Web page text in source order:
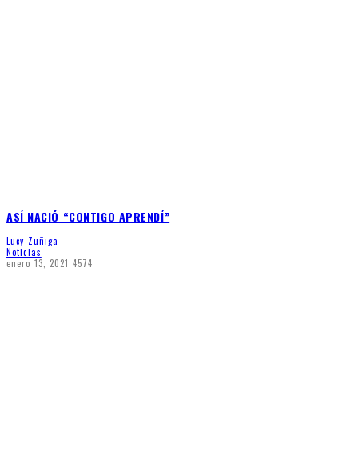
ASÍ NACIÓ “CONTIGO APRENDÍ”
Lucy Zuñiga
Noticias
enero 13, 2021 4574